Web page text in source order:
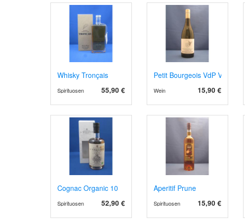
Whisky Tronçais
55,90 €
Spirituosen
Petit Bourgeois VdP Val de
15,90 €
Wein
Cognac Organic 10
52,90 €
Spirituosen
Aperitif Prune
15,90 €
Spirituosen